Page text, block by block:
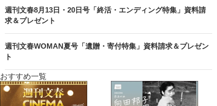
週刊文春8月13日・20日号「終活・エンディング特集」資料請
求＆プレゼント
週刊文春WOMAN夏号「遺贈・寄付特集」資料請求＆プレゼン
ト
おすすめ一覧